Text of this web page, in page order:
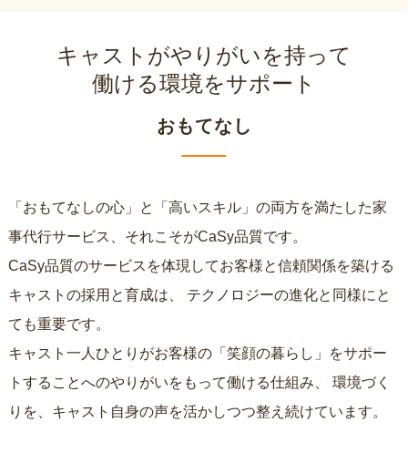
キャストがやりがいを持って
働ける環境をサポート
おもてなし
「おもてなしの心」と「高いスキル」の両方を満たした家
事代行サービス、それこそがCaSy品質です。
CaSy品質のサービスを体現してお客様と信頼関係を築ける
キャストの採用と育成は、
ても重要です。
キャスト一人ひとりがお客様の「笑顔の暮らし」をサポー
トすることへのやりがいをもって働ける仕組み、
りを、キャスト自身の声を活かしつつ整え続けています。